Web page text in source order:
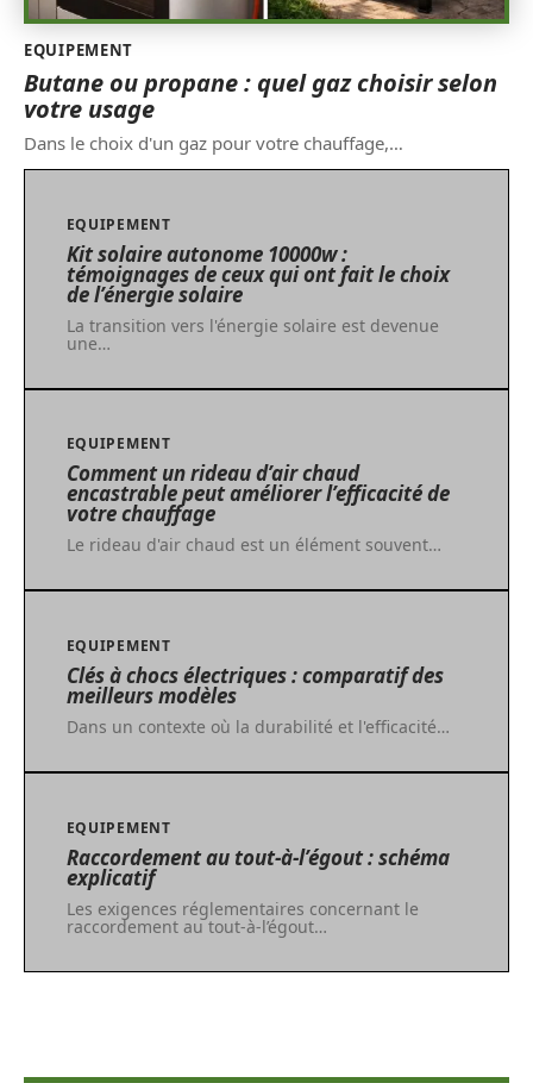
EQUIPEMENT
Butane ou propane : quel gaz choisir selon
votre usage
Dans le choix d'un gaz pour votre chauffage,…
EQUIPEMENT
Kit solaire autonome 10000w :
témoignages de ceux qui ont fait le choix
de l’énergie solaire
La transition vers l'énergie solaire est devenue
une…
EQUIPEMENT
Comment un rideau d’air chaud
encastrable peut améliorer l’efficacité de
votre chauffage
Le rideau d'air chaud est un élément souvent…
EQUIPEMENT
Clés à chocs électriques : comparatif des
meilleurs modèles
Dans un contexte où la durabilité et l'efficacité…
EQUIPEMENT
Raccordement au tout-à-l’égout : schéma
explicatif
Les exigences réglementaires concernant le
raccordement au tout-à-l’égout…